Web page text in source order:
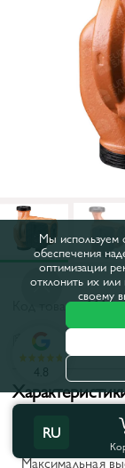
Код товара:1114
Все
Межосевое
Максимальная
RU
4.8
Мы используем
обеспечения
оптимизации
отклонить их
своему